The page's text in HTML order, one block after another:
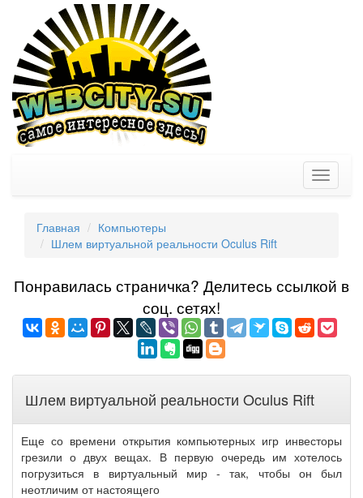
Toggle
Главная
Компьютеры
Шлем виртуальной реальности Oculus Rift
Понравилась страничка? Делитеcь ссылкой в
соц. сетях!
Шлем виртуальной реальности Oculus Rift
Еще со времени открытия компьютерных игр инвесторы
грезили о двух вещах. В первую очередь им хотелось
погрузиться в виртуальный мир - так, чтобы он был
неотличим от настоящего